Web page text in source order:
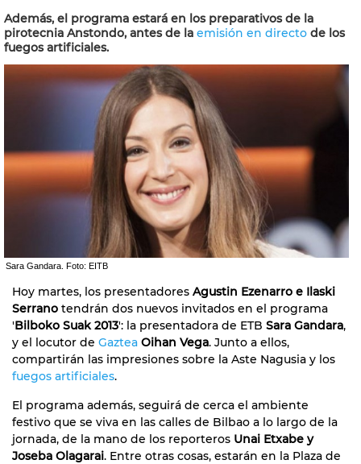
Además, el programa estará en los preparativos de la
pirotecnia Anstondo, antes de la emisión en directo de los
fuegos artificiales.
Sara Gandara. Foto: EITB
Hoy martes, los presentadores Agustin Ezenarro e Ilaski
Serrano tendrán dos nuevos invitados en el programa
'Bilboko Suak 2013': la presentadora de ETB Sara Gandara,
y el locutor de Gaztea Oihan Vega. Junto a ellos,
compartirán las impresiones sobre la Aste Nagusia y los
fuegos artificiales.
El programa además, seguirá de cerca el ambiente
festivo que se viva en las calles de Bilbao a lo largo de la
jornada, de la mano de los reporteros Unai Etxabe y
Joseba Olagarai. Entre otras cosas, estarán en la Plaza de